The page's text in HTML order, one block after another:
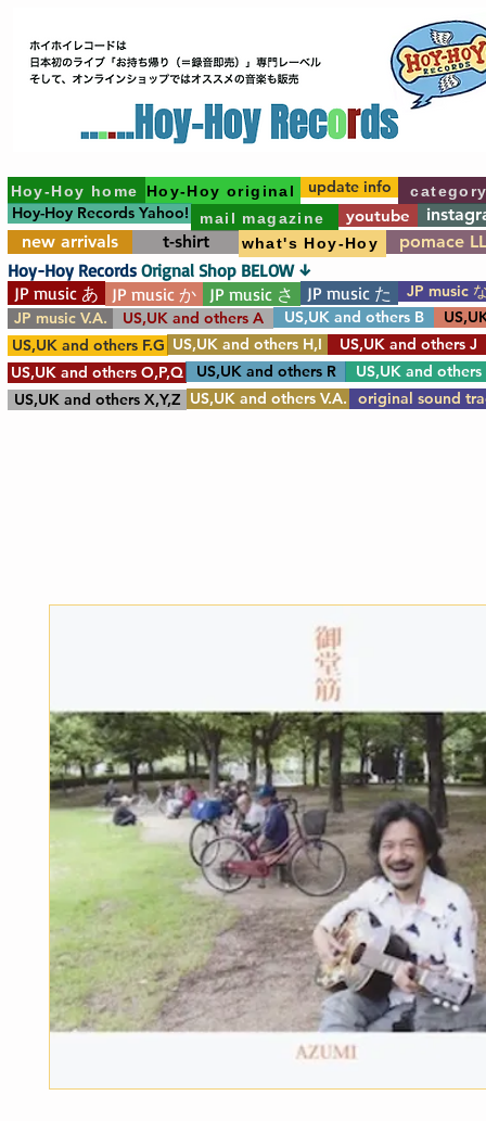
Hoy-Hoy home Hoy-Hoy original
Hoy-Hoy Records Yahoo! mail magazine youtube
new arrivals
t-shirt what's Hoy-Hoy pomace
update info
JP music あ JP music か JP music さ JP music た
JP music
JP music V.A.
US,UK and others A US,UK and others B
US,UK and others F.G US,UK and others H,I
US,UK and others J
US,UK and others O,P,Q
US,UK and others
US,UK and others R
US,UK and others X,Y,Z US,UK and others V.A. original sound
Hoy-Hoy Records Orignal Shop BELOW ↓